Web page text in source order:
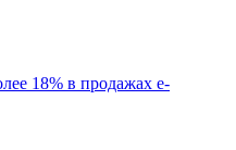
18% в продажах е-